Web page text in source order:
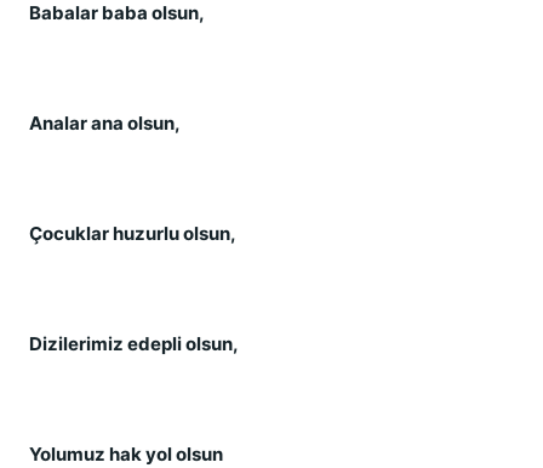
Babalar baba olsun,
Analar ana olsun,
Çocuklar huzurlu olsun,
Dizilerimiz edepli olsun,
Yolumuz hak yol olsun